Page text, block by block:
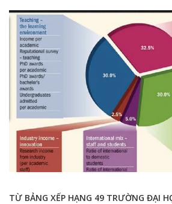
TỪ BẢNG XẾP HẠNG 49 TRƯỜNG ĐẠI